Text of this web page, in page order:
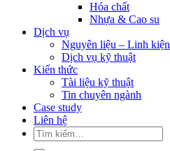
Hóa chất
Nhựa & Cao su
Dịch vụ
Nguyên liệu – Linh kiện
Dịch vụ kỹ thuật
Kiến thức
Tài liệu kỹ thuật
Tin chuyên ngành
Case study
Liên hệ
Tìm
kiếm: